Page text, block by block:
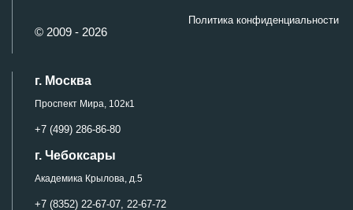
© 2009 - 2026
Политика конфиденциальности
г. Москва
Проспект Мира, 102к1
+7 (499) 286-86-80
г. Чебоксары
Академика Крылова, д.5
+7 (8352) 22-67-07, 22-67-72